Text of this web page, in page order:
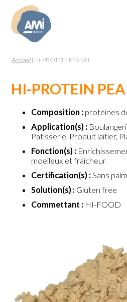
Accueil| HI-PROTEIN PEA VIII
HI-PROTEIN
Composition : protéines
Application(s) :
Patisserie, Produit laitier,
Fonction(s) :
moelleux et fraicheur
Certification(s) : Sans
Solution(s) : Gluten free
Commettant : HI-FOOD